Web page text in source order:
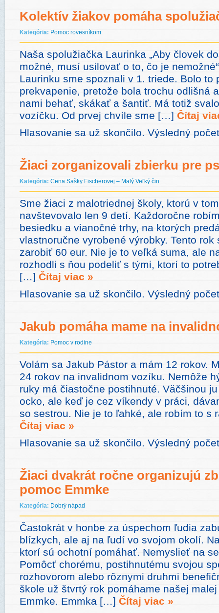
Kolektív žiakov pomáha
Kategória: Pomoc rovesníkom
Naša spolužiačka Laurinka „Aby človek
možné, musí usilovať o to, čo je
Laurinku sme spoznali v 1. triede. Bolo to
prekvapenie, pretože bola trochu odlišná
nami behať, skákať a šantiť. Má totiž
vozíčku. Od prvej chvíle sme […] Čítaj
Hlasovanie sa už skončilo. Výsledný
Žiaci zorganizovali zbierku pre
Kategória: Cena Sašky Fischerovej – Malý Veľký čin
Sme žiaci z malotriednej školy, ktorú v
navštevovalo len 9 detí. Každoročne
besiedku a vianočné trhy, na ktorých
vlastnoručne vyrobené výrobky. Tento rok
zarobiť 60 eur. Nie je to veľká suma, ale
rozhodli s ňou podeliť s tými, ktorí to
[…] Čítaj viac »
Hlasovanie sa už skončilo. Výsledný
Jakub pomáha mame na
Kategória: Pomoc v rodine
Volám sa Jakub Pástor a mám 12 rokov.
24 rokov na invalidnom vozíku. Nemôže
ruky má čiastočne postihnuté. Väčšinou
ocko, ale keď je cez víkendy v práci,
so sestrou. Nie je to ľahké, ale robím to s
Čítaj viac »
Hlasovanie sa už skončilo. Výsledný
Žiaci dvakrát ročne organizujú
pomoc Emmke
Kategória: Dobrý nápad
Častokrát v honbe za úspechom ľudia
blízkych, ale aj na ľudí vo svojom okolí.
ktorí sú ochotní pomáhať. Nemyslieť na
Pomôcť chorému, postihnutému svojou
rozhovorom alebo rôznymi druhmi
škole už štvrtý rok pomáhame našej
Emmke. Emmka […] Čítaj viac »